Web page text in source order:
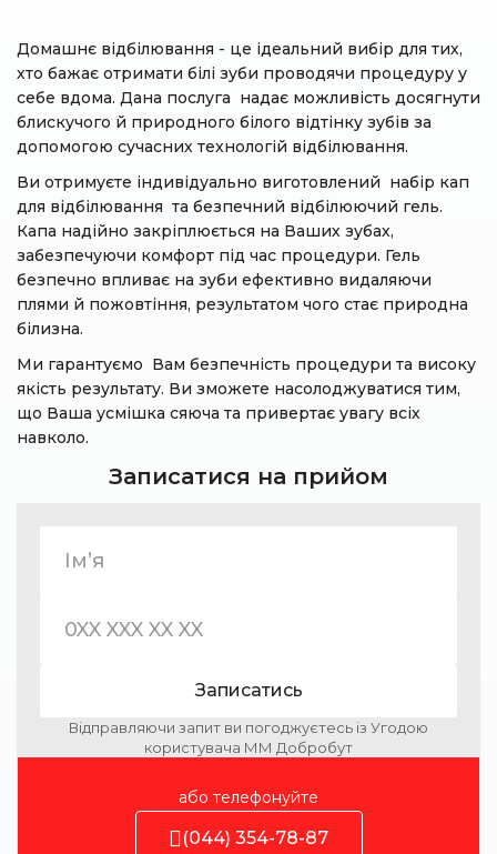
Домашнє відбілювання - це ідеальний вибір для тих,
хто бажає отримати білі зуби проводячи процедуру у
себе вдома. Дана послуга надає можливість досягнути
блискучого й природного білого відтінку зубів за
допомогою сучасних технологій відбілювання.
Ви отримуєте індивідуально виготовлений набір кап
для відбілювання та безпечний відбілюючий гель.
Капа надійно закріплюється на Ваших зубах,
забезпечуючи комфорт під час процедури. Гель
безпечно впливає на зуби ефективно видаляючи
плями й пожовтіння, результатом чого стає природна
білизна.
Ми гарантуємо Вам безпечність процедури та високу
якість результату. Ви зможете насолоджуватися тим,
що Ваша усмішка сяюча та привертає увагу всіх
навколо.
Записатися на прийом
Записатись
Відправляючи запит ви погоджуєтесь із Угодою
користувача ММ Добробут
або телефонуйте
(044) 354-78-87